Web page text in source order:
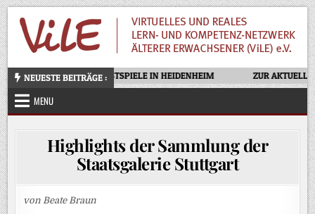
Skip
to
content
NEUESTE BEITRÄGE :
OTELLO – OPERNFESTSPIELE IN HEIDENHEIM ZUR AKTUELLEN
MENU
Highlights der Sammlung der
Staatsgalerie Stuttgart
von Beate Braun